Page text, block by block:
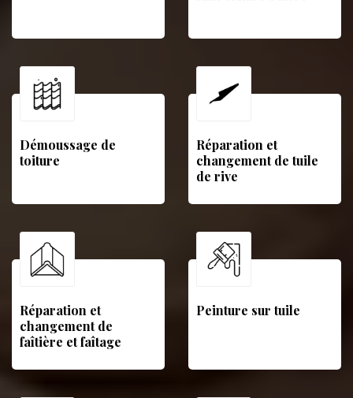
Démoussage de
toiture
Réparation et
changement de tuile
de rive
Réparation et
changement de
faîtière et faîtage
Peinture sur tuile